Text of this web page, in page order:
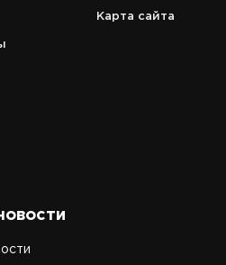
Карта сайта
972-89-89